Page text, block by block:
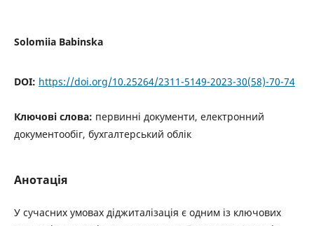
Solomiia Babinska
DOI: https://doi.org/10.25264/2311-5149-2023-30(58)-70-74
Ключові слова: первинні документи, електронний
документообіг, бухгалтерський облік
Анотація
У сучасних умовах діджиталізація є одним із ключових